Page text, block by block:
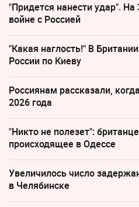
"Придется нанести удар".
войне с Россией
"Какая наглость!" В
России по Киеву
Россиянам рассказали,
2026 года
"Никто не полезет":
происходящее в Одессе
Увеличилось число
в Челябинске